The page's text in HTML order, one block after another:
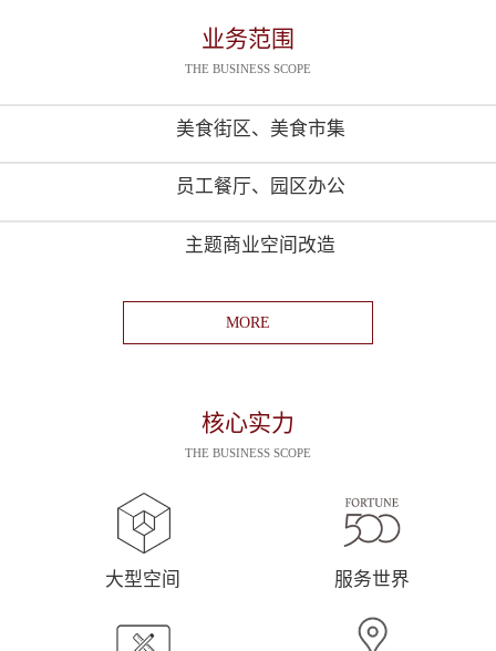
业务范围
THE BUSINESS SCOPE
美食街区、美食市集
员工餐厅、园区办公
主题商业空间改造
MORE
核心实力
THE BUSINESS SCOPE
大型空间 服务世界